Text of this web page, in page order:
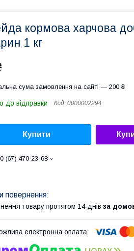
кормова харчова
1 кг
сума замовлення на сайті — 200 ₴
до відправки Код: 0000002294
Купити
(67) 470-23-68
товару протягом 14 днів за